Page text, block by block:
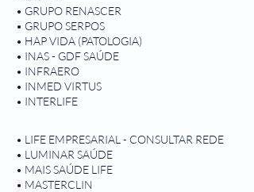
• GRUPO RENASCER
• GRUPO SERPOS
• HAP VIDA (PATOLOGIA)
• INAS - GDF SAÚDE
• INFRAERO
• INMED VIRTUS
• INTERLIFE
• LIFE EMPRESARIAL - CONSULTAR REDE
• LUMINAR SAÚDE
• MAIS SAÚDE LIFE
• MASTERCLIN